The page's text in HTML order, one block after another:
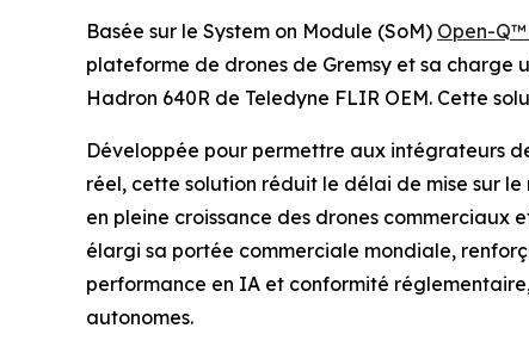
Basée sur le System on Module (SoM) Open-Q™
plateforme de drones de Gremsy et sa charge
Hadron 640R de Teledyne FLIR OEM. Cette
Développée pour permettre aux intégrateurs
réel, cette solution réduit le délai de mise sur
en pleine croissance des drones commerciaux
élargi sa portée commerciale mondiale,
performance en IA et conformité
autonomes.